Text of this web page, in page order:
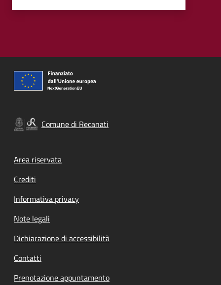
Comune di Recanati
Footer menu
Area riservata
Crediti
Informativa privacy
Note legali
Dichiarazione di accessibilità
Contatti
Prenotazione appuntamento